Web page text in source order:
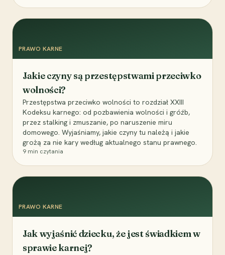
PRAWO KARNE
Jakie czyny są przestępstwami przeciwko
wolności?
Przestępstwa przeciwko wolności to rozdział XXIII
Kodeksu karnego: od pozbawienia wolności i gróźb,
przez stalking i zmuszanie, po naruszenie miru
domowego. Wyjaśniamy, jakie czyny tu należą i jakie
grożą za nie kary według aktualnego stanu prawnego.
9 min czytania
PRAWO KARNE
Jak wyjaśnić dziecku, że jest świadkiem w
sprawie karnej?